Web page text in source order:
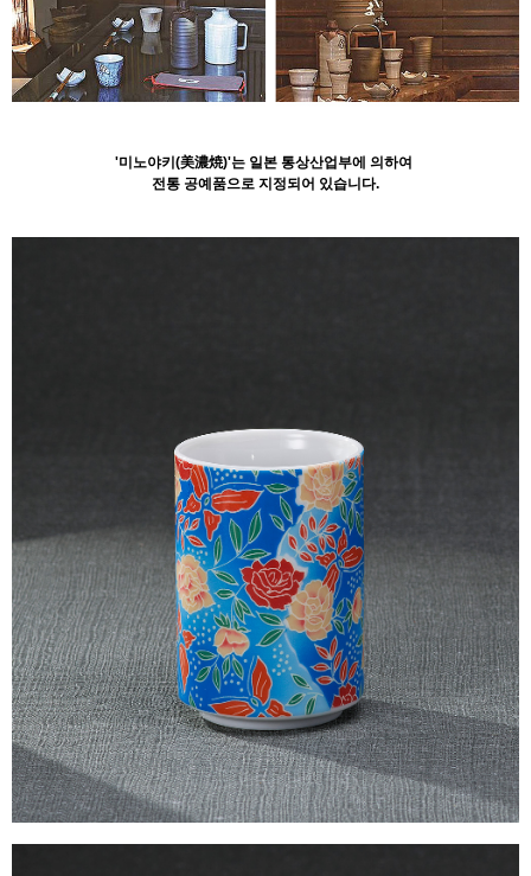
'미노야키(美濃焼)'는 일본 통상산업부에 의하여
전통 공예품으로 지정되어 있습니다.